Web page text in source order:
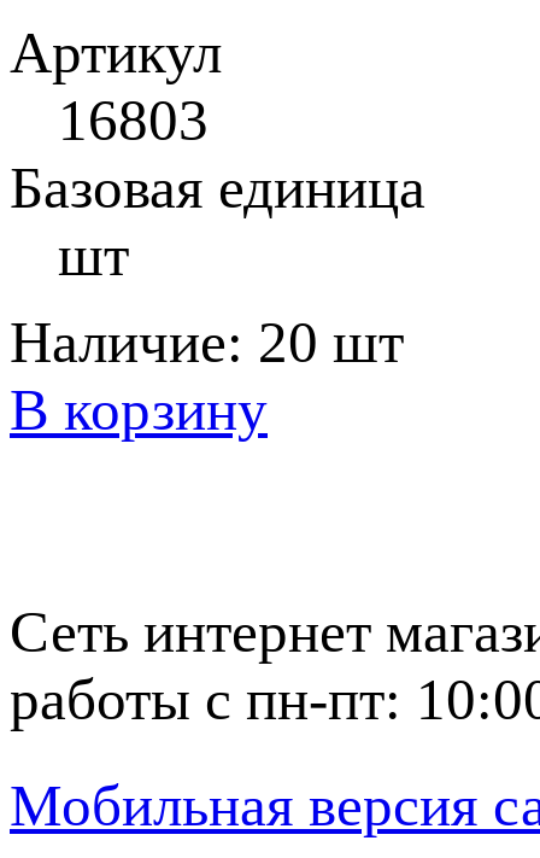
Артикул
16803
Базовая единица
шт
Наличие: 20 шт
В корзину
Сеть интернет
работы с пн-пт:
Мобильная версия